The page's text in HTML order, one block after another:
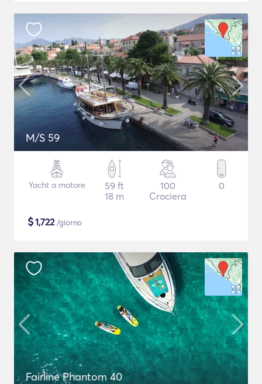
M/S 59
Yacht a motore
59 ft
18 m
100
Crociera
0
$1,722/giorno
Fairline Phantom 40